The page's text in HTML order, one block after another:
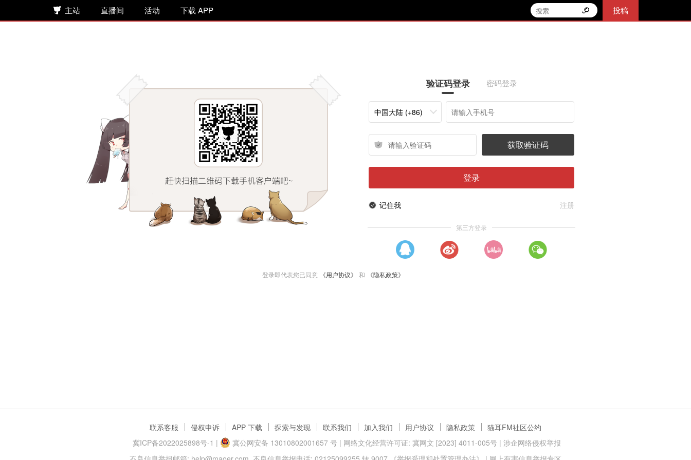
主站 直播间 活动 下载 APP 投稿
验证码登录 密码登录
中国大陆 (+86)
获取验证码
登录
记住我 注册
第三方登录
登录即代表您已同意 《用户协议》 和 《隐私政策》
联系客服 侵权申诉 APP 下载 探索与发现 联系我们 加入我们 用户协议 隐私政策
猫耳FM社区公约
冀ICP备2022025898号-1 | 冀公网安备 13010802001657 号| 网络文化经营许可证: 冀网文 [2023] 4011-005号 | 涉企网络侵权举报